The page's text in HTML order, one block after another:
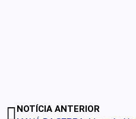
NOTÍCIA ANTERIOR